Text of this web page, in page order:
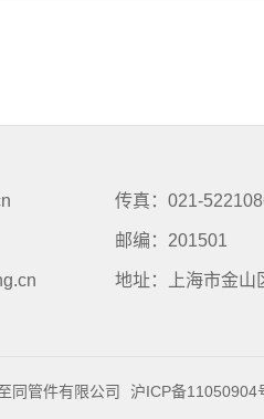
传真：021-
邮编：201501
地址：上海市金山
同管件有限公司 沪ICP备11050904